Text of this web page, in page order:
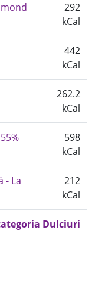
292
kCal
442
kCal
262.2
kCal
598
kCal
- La
212
kCal
Dulciuri